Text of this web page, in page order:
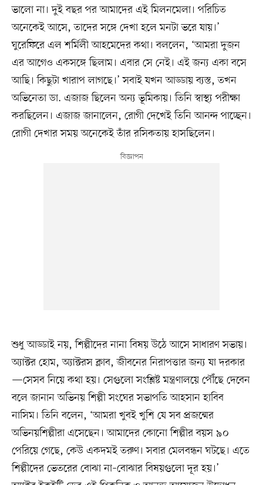
ভালো না। দুই বছর পর আমাদের এই মিলনমেলা। পরিচিত
অনেকেই আসে, তাদের সঙ্গে দেখা হলে মনটা ভরে যায়।’
ঘুরেফিরে এল শর্মিলী আহমেদের কথা। বললেন, ‘আমরা দুজন
এর আগেও একসঙ্গে ছিলাম। এবার সে নেই। এই জন্য একা বসে
আছি। কিছুটা খারাপ লাগছে।’ সবাই যখন আড্ডায় ব্যস্ত, তখন
অভিনেতা ডা. এজাজ ছিলেন অন্য ভূমিকায়। তিনি স্বাস্থ্য পরীক্ষা
করছিলেন। এজাজ জানালেন, রোগী দেখেই তিনি আনন্দ পাচ্ছেন।
রোগী দেখার সময় অনেকেই তাঁর রসিকতায় হাসছিলেন।
শুধু আড্ডাই নয়, শিল্পীদের নানা বিষয় উঠে আসে সাধারণ সভায়।
অ্যাক্টর হোম, অ্যাক্টরস ক্লাব, জীবনের নিরাপত্তার জন্য যা দরকার
—সেসব নিয়ে কথা হয়। সেগুলো সংশ্লিষ্ট মন্ত্রণালয়ে পৌঁছে দেবেন
বলে জানান অভিনয় শিল্পী সংঘের সভাপতি আহসান হাবিব
নাসিম। তিনি বলেন, ‘আমরা খুবই খুশি যে সব প্রজন্মের
অভিনয়শিল্পীরা এসেছেন। আমাদের কোনো শিল্পীর বয়স ৯০
পেরিয়ে গেছে, কেউ একদমই তরুণ। সবার মেলবন্ধন ঘটছে। এতে
শিল্পীদের ভেতরের বোঝা না–বোঝার বিষয়গুলো দূর হয়।’